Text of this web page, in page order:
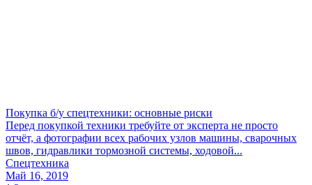
Покупка б/у спецтехники: основные риски
Перед покупкой техники требуйте от эксперта не просто
отчёт, а фотографии всех рабочих узлов машины, сварочных
швов, гидравлики тормозной системы, ходовой...
Спецтехника
Май 16, 2019